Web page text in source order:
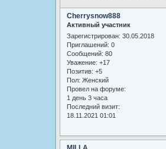
Cherrysnow888
Активный участник
Зарегистрирован: 30.05.2018
Приглашений: 0
Сообщений: 80
Уважение: +17
Позитив: +5
Пол: Женский
Провел на форуме:
1 день 3 часа
Последний визит:
18.11.2021 01:01